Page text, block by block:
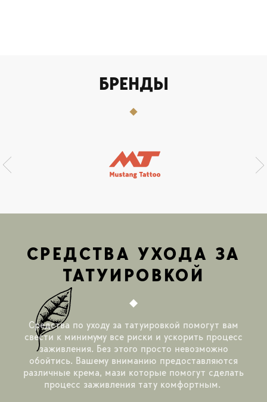
БРЕНДЫ
СРЕДСТВА УХОДА ЗА
ТАТУИРОВКОЙ
Средства по уходу за татуировкой помогут вам
свести к минимуму все риски и ускорить процесс
заживления. Без этого просто невозможно
обойтись. Вашему вниманию предоставляются
различные крема, мази которые помогут сделать
процесс заживления тату комфортным.